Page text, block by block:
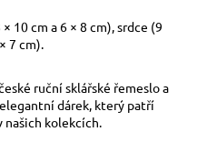
10 cm a 6 × 8 cm), srdce (9
7 cm).
ruční sklářské řemeslo a
dárek, který patří
kolekcích.